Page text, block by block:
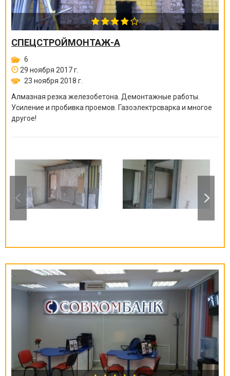
СПЕЦСТРОЙМОНТАЖ-А
6
29 ноября 2017 г.
23 ноября 2018 г.
Алмазная резка железобетона. Демонтажные работы.
Усиление и пробивка проемов. Газоэлектрсварка и многое
другое!